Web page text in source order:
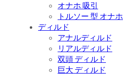
オナホ 吸引
トルソー 型 オナホ
ディルド
アナルディルド
リアルディルド
双頭 ディルド
巨大 ディルド